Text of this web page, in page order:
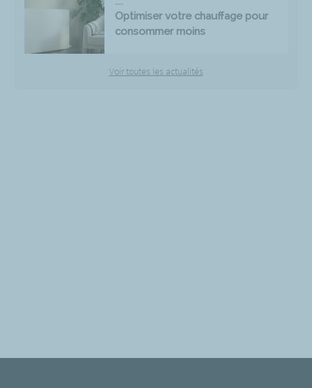
Optimiser votre chauffage pour
consommer moins
Voir toutes les actualités